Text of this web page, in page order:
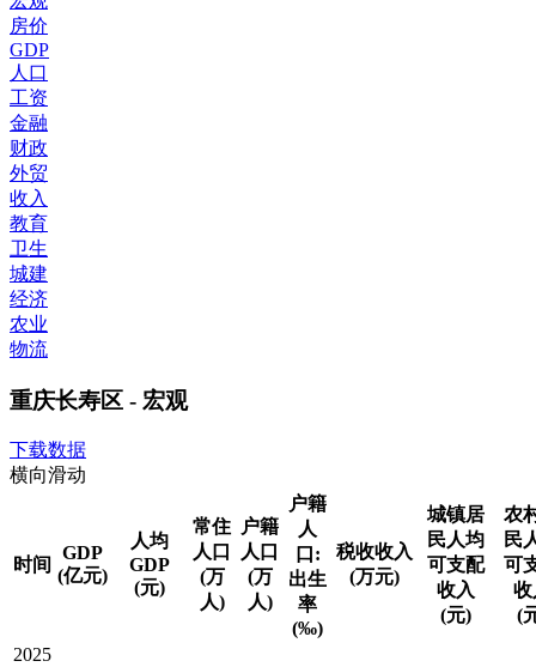
房价
GDP
人口
工资
金融
财政
外贸
收入
教育
卫生
城建
经济
农业
物流
重庆长寿区 - 宏观
下载数据
横向滑动
时间
GDP
(亿元)
人均
GDP
(元)
常住
人口
(万
人)
户籍
人口
(万
人)
户籍
人
口:
出生
率
(‰)
税收收入
(万元)
城镇居
民人均
可支配
收入
(元)
农
民
可
收
(
2025